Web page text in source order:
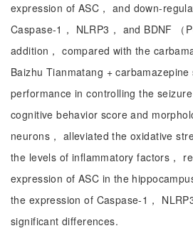
expression of ASC， and down-
Caspase-1， NLRP3， and BDNF （
addition， compared with the
Baizhu Tianmatang +
performance in controlling the
cognitive behavior score and
neurons， alleviated the oxidative
the levels of inflammatory factors，
expression of ASC in the
the expression of Caspase-1，
significant differences.